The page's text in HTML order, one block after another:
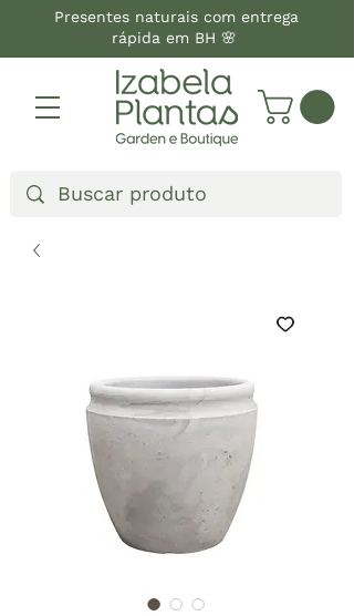
Presentes naturais com entrega
rápida em BH 🌸